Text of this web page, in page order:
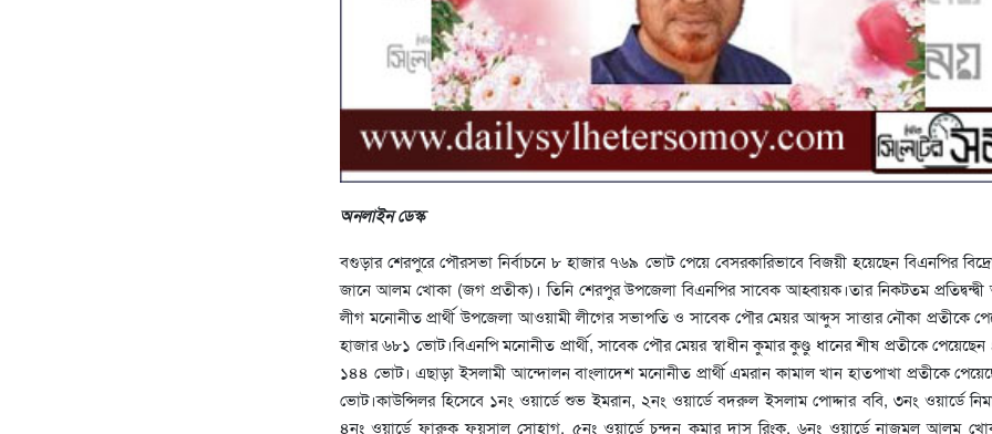
অনলাইন ডেস্ক
বগুড়ার শেরপুরে পৌরসভা নির্বাচনে ৮ হাজার ৭৬৯ ভোট পেয়ে বেসরকারিভাবে বিজয়ী হয়েছেন বিএনপির
জানে আলম খোকা (জগ প্রতীক)। তিনি শেরপুর উপজেলা বিএনপির সাবেক আহ্বায়ক।তার নিকটতম
লীগ মনোনীত প্রার্থী উপজেলা আওয়ামী লীগের সভাপতি ও সাবেক পৌর মেয়র আব্দুস সাত্তার নৌকা প্রতীকে
হাজার ৬৮১ ভোট।বিএনপি মনোনীত প্রার্থী, সাবেক পৌর মেয়র স্বাধীন কুমার কুণ্ডু ধানের শীষ প্রতীকে
১৪৪ ভোট। এছাড়া ইসলামী আন্দোলন বাংলাদেশ মনোনীত প্রার্থী এমরান কামাল খান হাতপাখা প্রতীকে
ভোট।কাউন্সিলর হিসেবে ১নং ওয়ার্ডে শুভ ইমরান, ২নং ওয়ার্ডে বদরুল ইসলাম পোদ্দার ববি, ৩নং ওয়ার্ডে
৪নং ওয়ার্ডে ফারুক ফয়সাল সোহাগ, ৫নং ওয়ার্ডে চন্দন কুমার দাস রিংকু, ৬নং ওয়ার্ডে নাজমুল আলম